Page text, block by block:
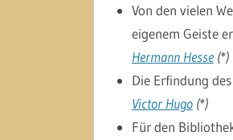
Von den vielen
eigenem Geiste
Hermann Hesse(*)
Die Erfindung
Victor Hugo(*)
Für den